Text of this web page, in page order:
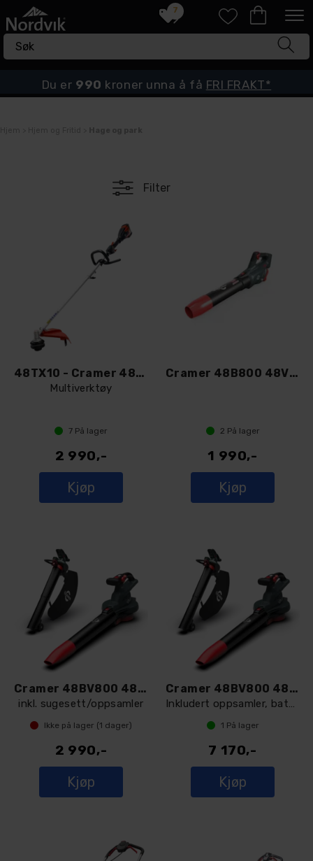
7
Du er 990 kroner unna å få FRI FRAKT*
Filter
48TX10 - Cramer 48V gresstrimmer
Multiverktøy
7 På lager
2 990,-
Kjøp
Cramer 48B800 48V løvblåser
2 På lager
1 990,-
Kjøp
Cramer 48BV800 48V Løvblåser
inkl. sugesett/oppsamler
Ikke på lager (1 dager)
2 990,-
Kjøp
Cramer 48BV800 48V Løvblåser
Inkludert oppsamler, batteri og lader
1 På lager
7 170,-
Kjøp